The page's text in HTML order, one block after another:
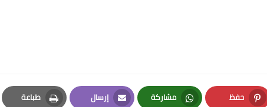
حفظ مشاركة إرسال طباعة